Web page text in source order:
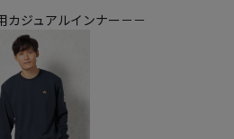
カジュアルインナー－－